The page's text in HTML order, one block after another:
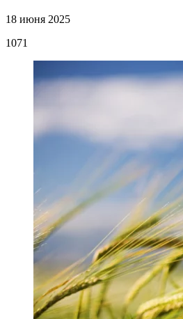
18 июня 2025
1071